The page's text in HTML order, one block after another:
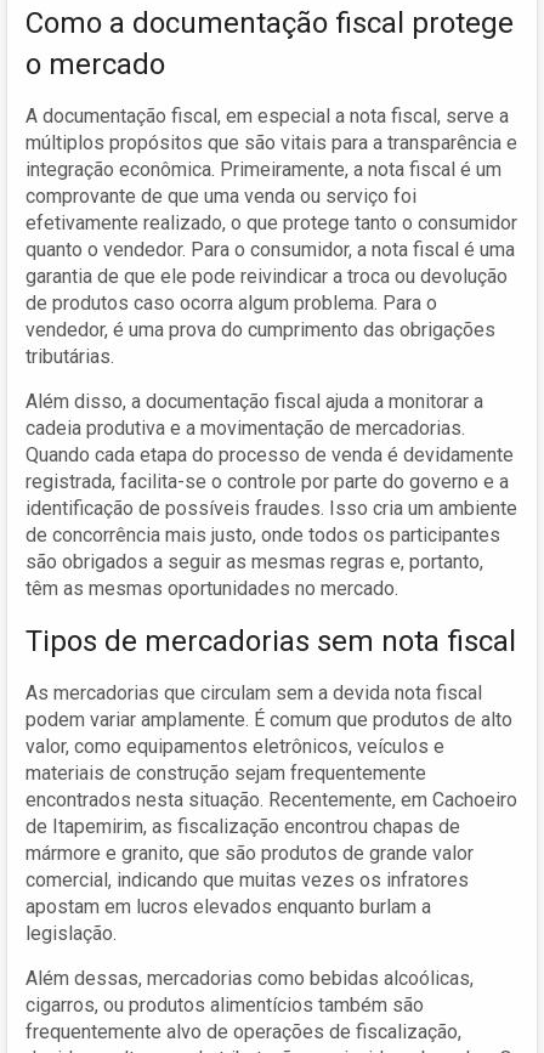
Como a documentação fiscal protege
o mercado
A documentação fiscal, em especial a nota fiscal, serve a
múltiplos propósitos que são vitais para a transparência e
integração econômica. Primeiramente, a nota fiscal é um
comprovante de que uma venda ou serviço foi
efetivamente realizado, o que protege tanto o consumidor
quanto o vendedor. Para o consumidor, a nota fiscal é uma
garantia de que ele pode reivindicar a troca ou devolução
de produtos caso ocorra algum problema. Para o
vendedor, é uma prova do cumprimento das obrigações
tributárias.
Além disso, a documentação fiscal ajuda a monitorar a
cadeia produtiva e a movimentação de mercadorias.
Quando cada etapa do processo de venda é devidamente
registrada, facilita-se o controle por parte do governo e a
identificação de possíveis fraudes. Isso cria um ambiente
de concorrência mais justo, onde todos os participantes
são obrigados a seguir as mesmas regras e, portanto,
têm as mesmas oportunidades no mercado.
Tipos de mercadorias sem nota fiscal
As mercadorias que circulam sem a devida nota fiscal
podem variar amplamente. É comum que produtos de alto
valor, como equipamentos eletrônicos, veículos e
materiais de construção sejam frequentemente
encontrados nesta situação. Recentemente, em Cachoeiro
de Itapemirim, as fiscalização encontrou chapas de
mármore e granito, que são produtos de grande valor
comercial, indicando que muitas vezes os infratores
apostam em lucros elevados enquanto burlam a
legislação.
Além dessas, mercadorias como bebidas alcoólicas,
cigarros, ou produtos alimentícios também são
frequentemente alvo de operações de fiscalização,